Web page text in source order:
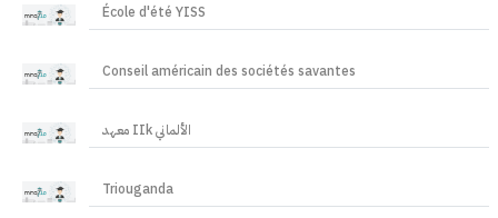
École d'été YISS
Conseil américain des sociétés savantes
معهد IIk الألماني
Triouganda